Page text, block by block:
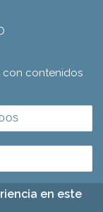
con contenidos
en este